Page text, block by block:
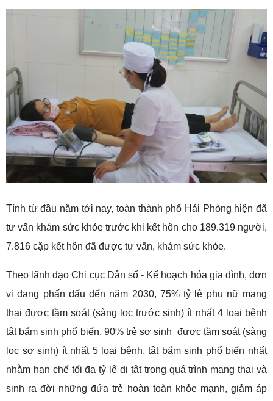
Tính từ đầu năm tới nay, toàn thành phố Hải Phòng hiện đã
tư vấn khám sức khỏe trước khi kết hôn cho 189.319 người,
7.816 cặp kết hôn đã được tư vấn, khám sức khỏe.
Theo lãnh đạo Chi cục Dân số - Kế hoạch hóa gia đình, đơn
vị đang phấn đấu đến năm 2030, 75% tỷ lệ phụ nữ mang
thai được tầm soát (sàng lọc trước sinh) ít nhất 4 loại bệnh
tật bẩm sinh phổ biến, 90% trẻ sơ sinh được tầm soát (sàng
lọc sơ sinh) ít nhất 5 loại bệnh, tật bẩm sinh phổ biến nhất
nhằm hạn chế tối đa tỷ lệ dị tật trong quá trình mang thai và
sinh ra đời những đứa trẻ hoàn toàn khỏe mạnh, giảm áp